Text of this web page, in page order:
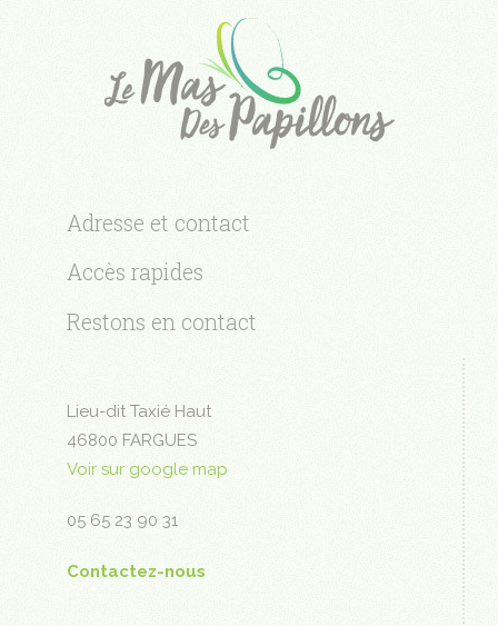
Adresse et contact
Accès rapides
Restons en contact
Lieu-dit Taxié Haut
46800 FARGUES
Voir sur google map
05 65 23 90 31
Contactez-nous